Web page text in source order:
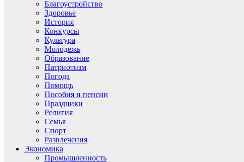
Благоустройство
Здоровье
История
Конкурсы
Культура
Молодежь
Образование
Патриотизм
Погода
Помощь
Пособия и пенсии
Праздники
Религия
Семья
Спорт
Развлечения
Экономика
Промышленность